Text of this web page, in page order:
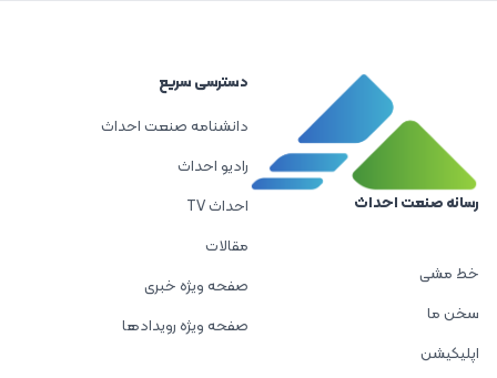
رسانه صنعت احداث
خط مشی
سخن ما
اپلیکیشن
دسترسی سریع
دانشنامه صنعت احداث
رادیو احداث
احداث TV
مقالات
صفحه ویژه خبری
صفحه ویژه رویدادها